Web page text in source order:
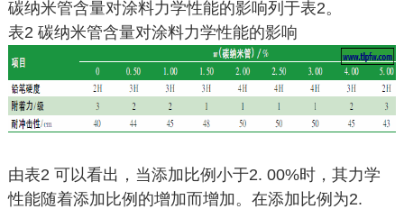
碳纳米管含量对涂料力学性能的影响列于表2。
表2 碳纳米管含量对涂料力学性能的影响
由表2 可以看出，当添加比例小于2. 00%时，其力学
性能随着添加比例的增加而增加。在添加比例为2.